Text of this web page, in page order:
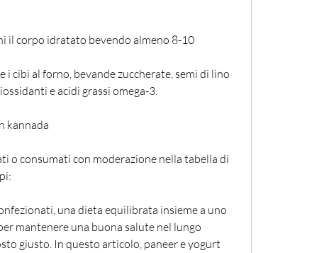
il corpo idratato bevendo almeno 8-10
cibi al forno, bevande zuccherate, semi di lino
e acidi grassi omega-3.
kannada
o consumati con moderazione nella tabella di
una dieta equilibrata insieme a uno
mantenere una buona salute nel lungo
giusto. In questo articolo, paneer e yogurt